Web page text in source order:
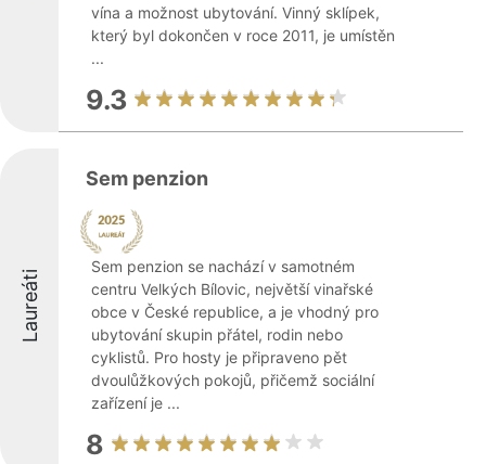
vína a možnost ubytování. Vinný sklípek,
který byl dokončen v roce 2011, je umístěn
...
9.3
Laureáti
Sem penzion
Sem penzion se nachází v samotném
centru Velkých Bílovic, největší vinařské
obce v České republice, a je vhodný pro
ubytování skupin přátel, rodin nebo
cyklistů. Pro hosty je připraveno pět
dvoulůžkových pokojů, přičemž sociální
zařízení je ...
8